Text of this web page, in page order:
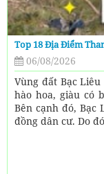
Top 18 Địa Điểm
06/08/2026
Vùng đất Bạc
hào hoa, giàu có
Bên cạnh đó, Bạc
đồng dân cư. Do